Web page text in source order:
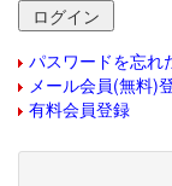
パスワードを忘れ
メール会員(無料)
有料会員登録